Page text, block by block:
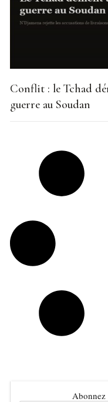
Conflit : le Tchad
guerre au Soudan
Abonnez